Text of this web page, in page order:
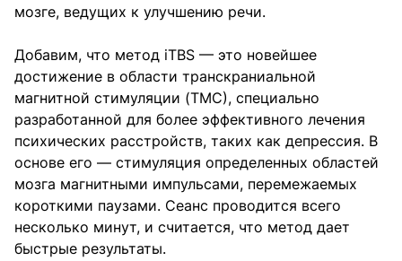
мозге, ведущих к улучшению речи.
Добавим, что метод iTBS — это новейшее
достижение в области транскраниальной
магнитной стимуляции (ТМС), специально
разработанной для более эффективного лечения
психических расстройств, таких как депрессия. В
основе его — стимуляция определенных областей
мозга магнитными импульсами, перемежаемых
короткими паузами. Сеанс проводится всего
несколько минут, и считается, что метод дает
быстрые результаты.